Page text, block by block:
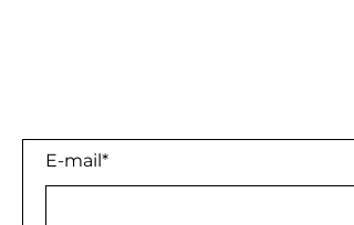
E-mail*